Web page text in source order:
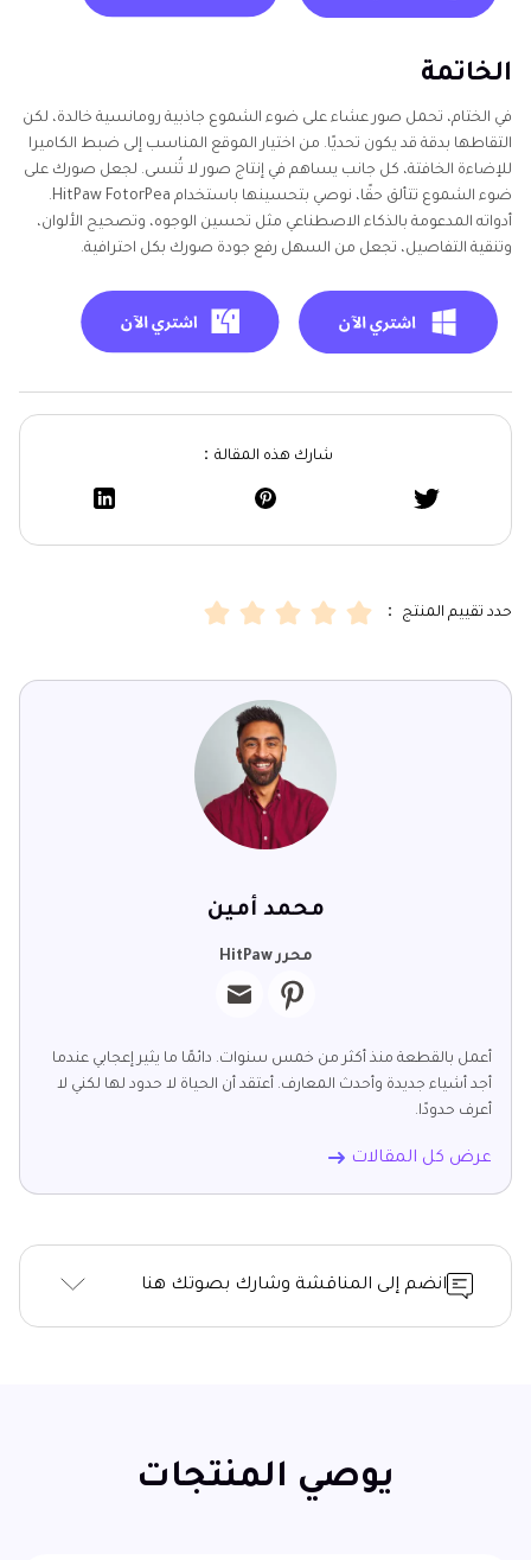
الخاتمة
في الختام، تحمل صور عشاء على ضوء الشموع جاذبية رومانسية خالدة، لكن
التقاطها بدقة قد يكون تحديًا. من اختيار الموقع المناسب إلى ضبط الكاميرا
للإضاءة الخافتة، كل جانب يساهم في إنتاج صور لا تُنسى. لجعل صورك على
ضوء الشموع تتألق حقًا، نوصي بتحسينها باستخدام HitPaw FotorPea.
أدواته المدعومة بالذكاء الاصطناعي مثل تحسين الوجوه، وتصحيح الألوان،
وتنقية التفاصيل، تجعل من السهل رفع جودة صورك بكل احترافية.
شارك هذه المقالة：
حدد تقييم المنتج ：
محمد أمين
محرر HitPaw
أعمل بالقطعة منذ أكثر من خمس سنوات. دائمًا ما يثير إعجابي عندما
أجد أشياء جديدة وأحدث المعارف. أعتقد أن الحياة لا حدود لها لكني لا
أعرف حدودًا.
عرض كل المقالات
انضم إلى المناقشة وشارك بصوتك هنا
يوصي المنتجات